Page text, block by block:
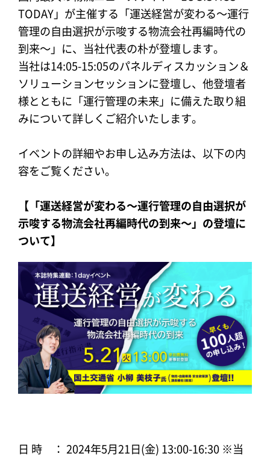
TODAY」が主催する「運送経営が変わる〜運行
管理の自由選択が示唆する物流会社再編時代の
到来〜」に、当社代表の朴が登壇します。
当社は14:05-15:05のパネルディスカッション＆
ソリューションセッションに登壇し、他登壇者
様とともに「運行管理の未来」に備えた取り組
みについて詳しくご紹介いたします。
イベントの詳細やお申し込み方法は、以下の内
容をご覧ください。
【「運送経営が変わる〜運行管理の自由選択が
示唆する物流会社再編時代の到来〜」の登壇に
ついて】
日 時 ： 2024年5月21日(金) 13:00-16:30 ※当